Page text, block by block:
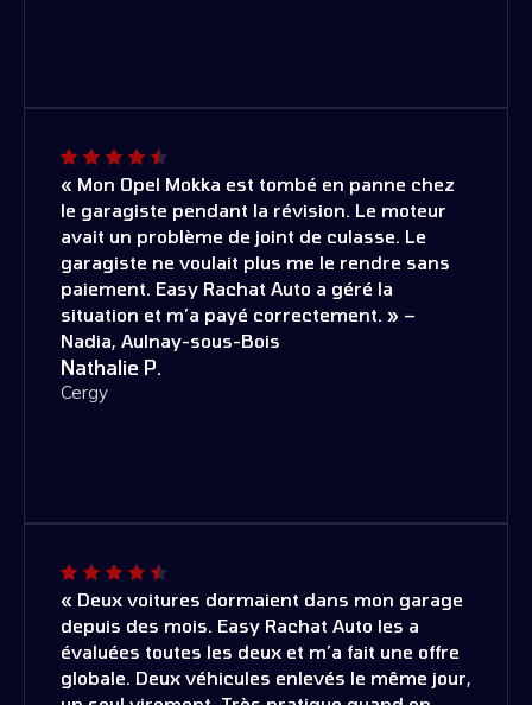
« Mon Opel Mokka est tombé en panne chez
le garagiste pendant la révision. Le moteur
avait un problème de joint de culasse. Le
garagiste ne voulait plus me le rendre sans
paiement. Easy Rachat Auto a géré la
situation et m’a payé correctement. » –
Nadia, Aulnay-sous-Bois
Nathalie P.
Cergy
« Deux voitures dormaient dans mon garage
depuis des mois. Easy Rachat Auto les a
évaluées toutes les deux et m’a fait une offre
globale. Deux véhicules enlevés le même jour,